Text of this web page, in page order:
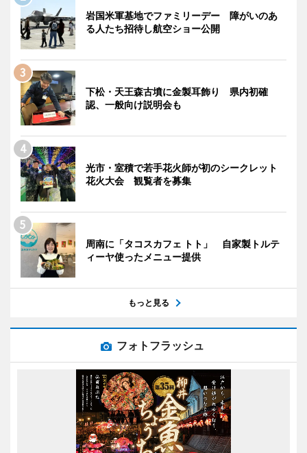
岩国米軍基地でファミリーデー 障がいのあ
る人たち招待し航空ショー公開
下松・天王森古墳に金製耳飾り 県内初確
認、一般向け説明会も
光市・室積で若手花火師が初のシークレット
花火大会 観覧者を募集
周南に「タコスカフェ トト」 自家製トルテ
ィーヤ使ったメニュー提供
もっと見る
フォトフラッシュ